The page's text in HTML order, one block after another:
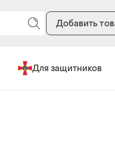
Добавить
Для защитников